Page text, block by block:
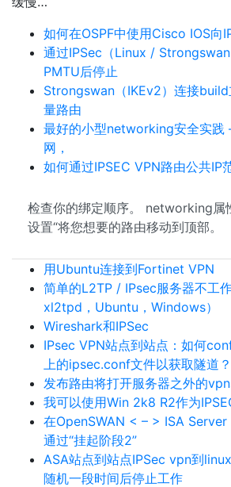
如何在OSPF中使用Cisco IOS向
通过IPSec（Linux /
PMTU后停止
Strongswan（IKEv2）连接
量路由
最好的小型networking安全实践
网，
如何通过IPSEC VPN路由公共IP
检查你的绑定顺序。 networking属
设置“将您想要的路由移动到顶部。
用Ubuntu连接到Fortinet VPN
简单的L2TP / IPsec服务器不工
xl2tpd，Ubuntu，Windows）
Wireshark和IPSec
IPsec VPN站点到站点：如何
上的ipsec.conf文件以获取隧道？
发布路由将打开服务器之外的
我可以使用Win 2k8 R2作为
在OpenSWAN < – > ISA Server
通过“挂起阶段2”
ASA站点到站点IPSec vpn到
随机一段时间后停止工作